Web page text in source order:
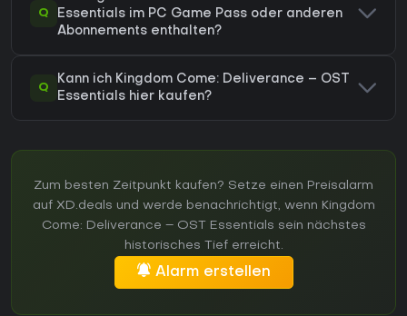
Q
Essentials im PC Game Pass oder anderen
Abonnements enthalten?
Q
Kann ich Kingdom Come: Deliverance – OST
Essentials hier kaufen?
Zum besten Zeitpunkt kaufen? Setze einen Preisalarm
auf XD.deals und werde benachrichtigt, wenn Kingdom
Come: Deliverance – OST Essentials sein nächstes
historisches Tief erreicht.
Alarm erstellen